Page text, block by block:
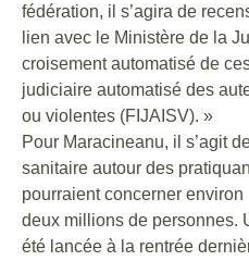
fédération, il s’agira de
lien avec le Ministère de la
croisement automatisé de
judiciaire automatisé des
ou violentes (FIJAISV). »
Pour Maracineanu, il s’agit
sanitaire autour des
pourraient concerner environ
deux millions de personnes.
été lancée à la rentrée